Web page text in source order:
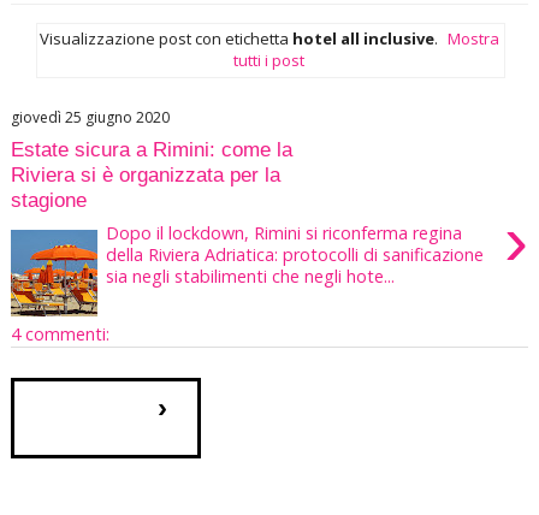
Visualizzazione post con etichetta hotel all inclusive. Mostra
tutti i post
giovedì 25 giugno 2020
Estate sicura a Rimini: come la
Riviera si è organizzata per la
stagione
›
Dopo il lockdown, Rimini si riconferma regina
della Riviera Adriatica: protocolli di sanificazione
sia negli stabilimenti che negli hote...
4 commenti:
›